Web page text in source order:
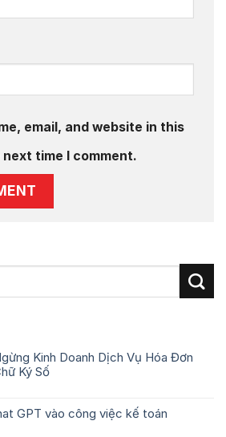
email, and website in this
time I comment.
Kinh Doanh Dịch Vụ Hóa Đơn
Ký Số
GPT vào công việc kế toán